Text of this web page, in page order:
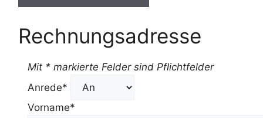
Rechnungsadresse
Mit * markierte Felder sind Pflichtfelder
Anrede*
Vorname*